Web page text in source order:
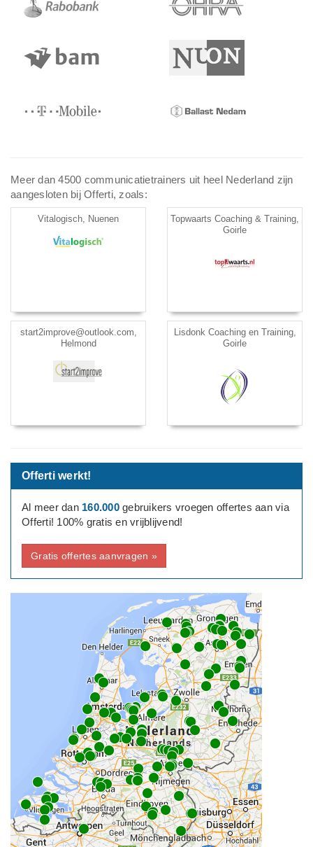
Meer dan 4500 communicatietrainers uit heel Nederland zijn
aangesloten bij Offerti, zoals:
Vitalogisch, Nuenen
Topwaarts Coaching & Training,
Goirle
start2improve@outlook.com,
Helmond
Lisdonk Coaching en Training,
Goirle
Offerti werkt!
Al meer dan 160.000gebruikers vroegen offertes aan via
Offerti! 100% gratis en vrijblijvend!
Gratis offertes aanvragen »